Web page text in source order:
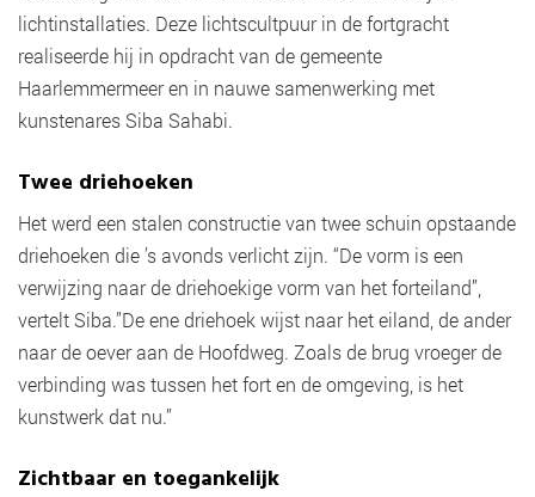
lichtinstallaties. Deze lichtscultpuur in de fortgracht
realiseerde hij in opdracht van de gemeente
Haarlemmermeer en in nauwe samenwerking met
kunstenares Siba Sahabi.
Twee driehoeken
Het werd een stalen constructie van twee schuin opstaande
driehoeken die ’s avonds verlicht zijn. “De vorm is een
verwijzing naar de driehoekige vorm van het forteiland”,
vertelt Siba.”De ene driehoek wijst naar het eiland, de ander
naar de oever aan de Hoofdweg. Zoals de brug vroeger de
verbinding was tussen het fort en de omgeving, is het
kunstwerk dat nu.”
Zichtbaar en toegankelijk